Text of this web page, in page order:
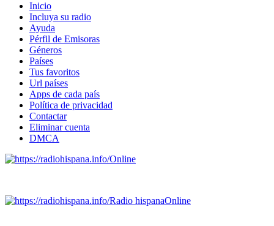
Inicio
Incluya su radio
Ayuda
Pérfil de Emisoras
Géneros
Países
Tus favoritos
Url países
Apps de cada país
Política de privacidad
Contactar
Eliminar cuenta
DMCA
Online
Radio hispanaOnline